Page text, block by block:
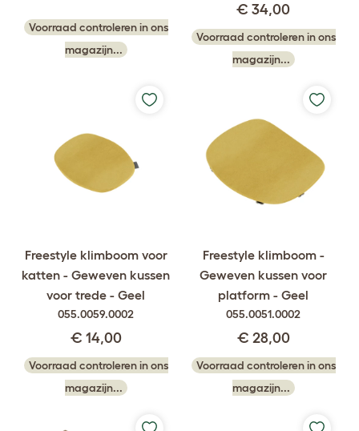
Voorraad controleren in ons
magazijn...
€ 34,00
Voorraad controleren in ons
magazijn...
Freestyle klimboom voor
katten - Geweven kussen
voor trede - Geel
055.0059.0002
€ 14,00
Voorraad controleren in ons
magazijn...
Freestyle klimboom -
Geweven kussen voor
platform - Geel
055.0051.0002
€ 28,00
Voorraad controleren in ons
magazijn...